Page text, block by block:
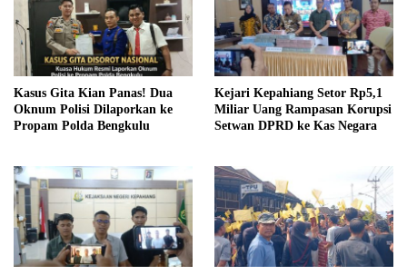
Kasus Gita Kian Panas! Dua
Oknum Polisi Dilaporkan ke
Propam Polda Bengkulu
Kejari Kepahiang Setor Rp5,1
Miliar Uang Rampasan Korupsi
Setwan DPRD ke Kas Negara